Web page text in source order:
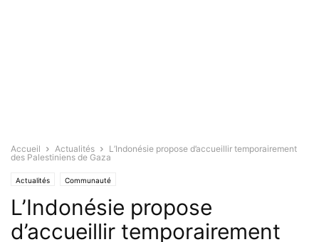
Accueil Actualités
L’Indonésie propose d’accueillir temporairement
des Palestiniens de Gaza
Actualités Communauté
L’Indonésie propose
d’accueillir temporairement